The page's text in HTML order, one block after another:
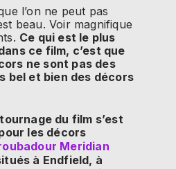
l’on ne peut pas
beau. Voir magnifique
Ce qui est le plus
ce film, c’est que
ne sont pas des
bel et bien des décors
du film s’est
les décors
Meridian
à Endfield, à